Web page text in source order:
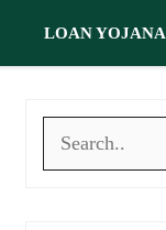
LOAN YOJANA